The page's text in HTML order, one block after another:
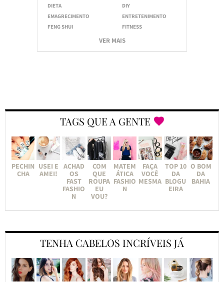
DIETA
DIY
EMAGRECIMENTO
ENTRETENIMENTO
FENG SHUI
FITNESS
VER MAIS
TAGS QUE A GENTE
PECHIN
CHA
USEI E
AMEI!
ACHAD
OS
FAST
FASHIO
N
COM
QUE
ROUPA
EU
VOU?
MATEM
ÁTICA
FASHIO
N
FAÇA
VOCÊ
MESMA
TOP 10
DA
BLOGU
EIRA
O BOM
DA
BAHIA
TENHA CABELOS INCRÍVEIS JÁ